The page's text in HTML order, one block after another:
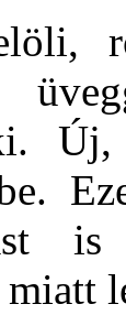
Új,
miatt